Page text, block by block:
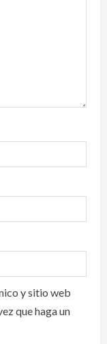
y sitio web
que haga un